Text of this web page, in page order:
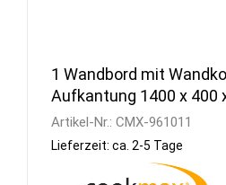
1 Wandbord mit
Aufkantung 1400 x 400
Artikel-Nr.: CMX-961011
Lieferzeit: ca. 2-5 Tage